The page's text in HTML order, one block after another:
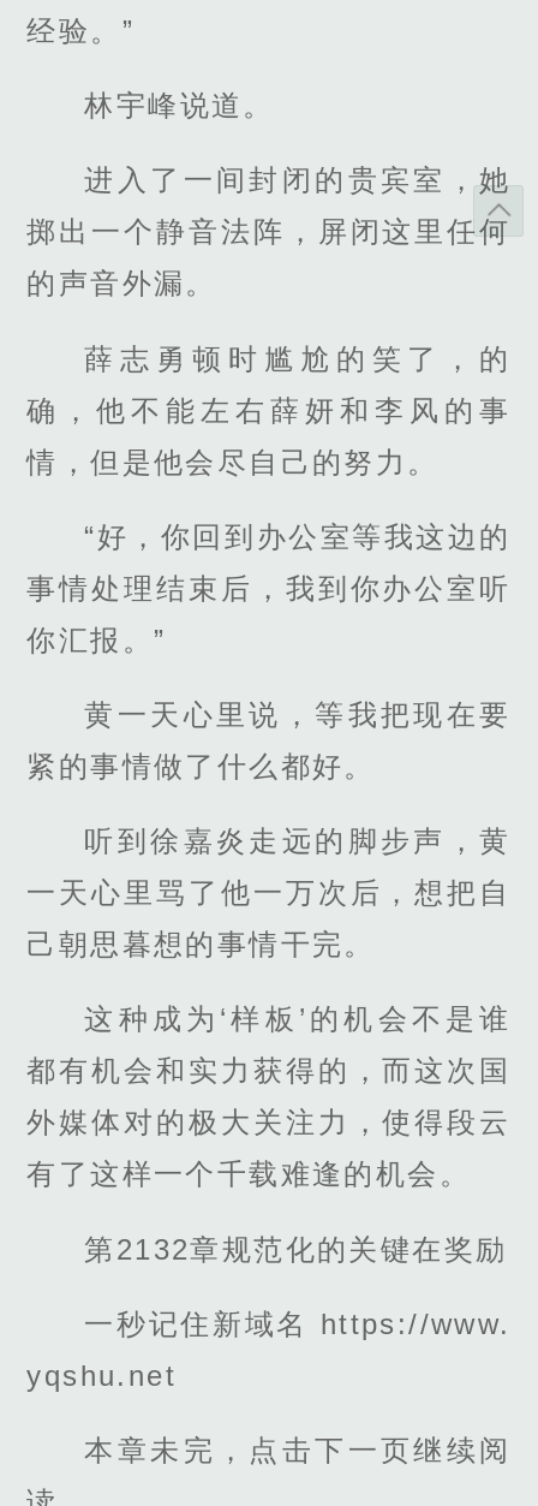
经验。”
林宇峰说道。
进入了一间封闭的贵宾室，她
掷出一个静音法阵，屏闭这里任何
的声音外漏。
薛志勇顿时尴尬的笑了，的
确，他不能左右薛妍和李风的事
情，但是他会尽自己的努力。
“好，你回到办公室等我这边的
事情处理结束后，我到你办公室听
你汇报。”
黄一天心里说，等我把现在要
紧的事情做了什么都好。
听到徐嘉炎走远的脚步声，黄
一天心里骂了他一万次后，想把自
己朝思暮想的事情干完。
这种成为‘样板’的机会不是谁
都有机会和实力获得的，而这次国
外媒体对的极大关注力，使得段云
有了这样一个千载难逢的机会。
第2132章规范化的关键在奖励
一秒记住新域名 https://www.
yqshu.net
本章未完，点击下一页继续阅